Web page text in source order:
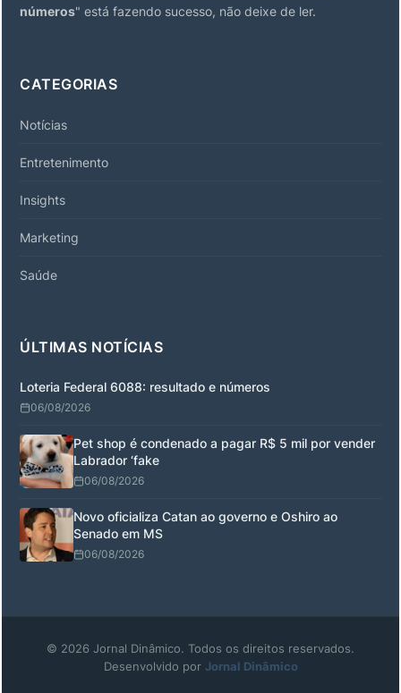
números" está fazendo sucesso, não deixe de ler.
CATEGORIAS
Notícias
Entretenimento
Insights
Marketing
Saúde
ÚLTIMAS NOTÍCIAS
Loteria Federal 6088: resultado e números
06/08/2026
Pet shop é condenado a pagar R$ 5 mil por vender
Labrador ‘fake
06/08/2026
Novo oficializa Catan ao governo e Oshiro ao
Senado em MS
06/08/2026
© 2026 Jornal Dinâmico. Todos os direitos reservados.
Desenvolvido por Jornal Dinâmico